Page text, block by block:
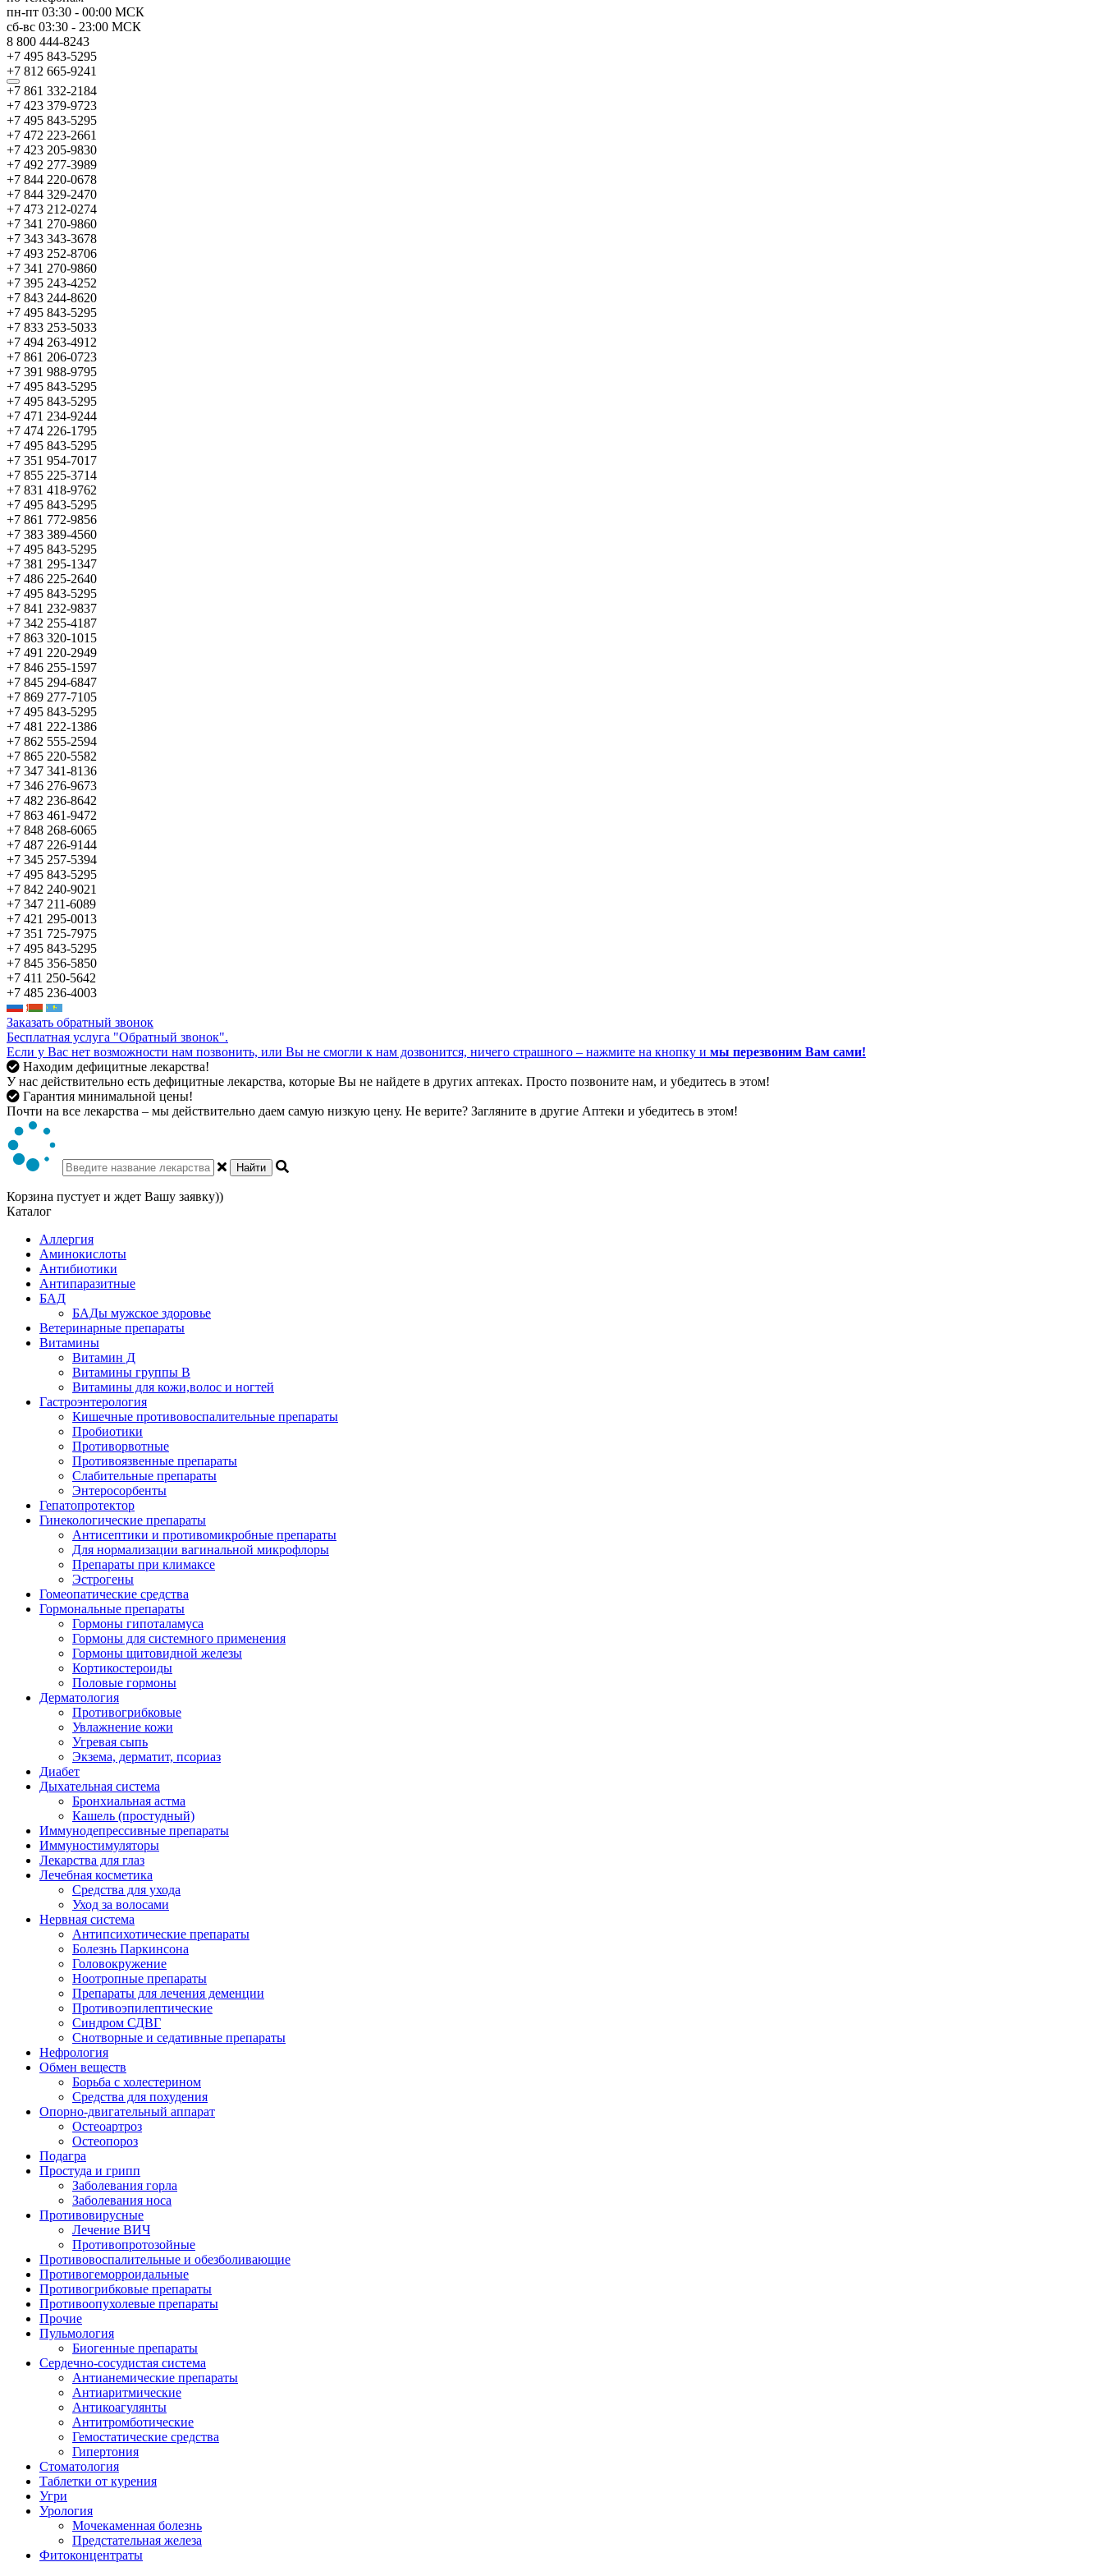
пн-пт 03:30 - 00:00 МСК
сб-вс 03:30 - 23:00 МСК
8 800 444-8243
+7 495 843-5295
+7 812 665-9241
+7 861 332-2184
+7 423 379-9723
+7 495 843-5295
+7 472 223-2661
+7 423 205-9830
+7 492 277-3989
+7 844 220-0678
+7 844 329-2470
+7 473 212-0274
+7 341 270-9860
+7 343 343-3678
+7 493 252-8706
+7 341 270-9860
+7 395 243-4252
+7 843 244-8620
+7 495 843-5295
+7 833 253-5033
+7 494 263-4912
+7 861 206-0723
+7 391 988-9795
+7 495 843-5295
+7 495 843-5295
+7 471 234-9244
+7 474 226-1795
+7 495 843-5295
+7 351 954-7017
+7 855 225-3714
+7 831 418-9762
+7 495 843-5295
+7 861 772-9856
+7 383 389-4560
+7 495 843-5295
+7 381 295-1347
+7 486 225-2640
+7 495 843-5295
+7 841 232-9837
+7 342 255-4187
+7 863 320-1015
+7 491 220-2949
+7 846 255-1597
+7 845 294-6847
+7 869 277-7105
+7 495 843-5295
+7 481 222-1386
+7 862 555-2594
+7 865 220-5582
+7 347 341-8136
+7 346 276-9673
+7 482 236-8642
+7 863 461-9472
+7 848 268-6065
+7 487 226-9144
+7 345 257-5394
+7 495 843-5295
+7 842 240-9021
+7 347 211-6089
+7 421 295-0013
+7 351 725-7975
+7 495 843-5295
+7 845 356-5850
+7 411 250-5642
+7 485 236-4003
Заказать обратный звонок
Бесплатная услуга "Обратный звонок".
Если у Вас нет возможности нам позвонить, или Вы не смогли к нам дозвонится, ничего страшного – нажмите на кнопку и мы перезвоним Вам сами!
Находим дефицитные лекарства!
У нас действительно есть дефицитные лекарства, которые Вы не найдете в других аптеках. Просто позвоните нам, и убедитесь в этом!
Гарантия минимальной цены!
Почти на все лекарства – мы действительно даем самую низкую цену. Не верите? Загляните в другие Аптеки и убедитесь в этом!
Найти
Корзина пустует и ждет Вашу заявку))
Каталог
Аллергия
Аминокислоты
Антибиотики
Антипаразитные
БАД
БАДы мужское здоровье
Ветеринарные препараты
Витамины
Витамин Д
Витамины группы В
Витамины для кожи,волос и ногтей
Гастроэнтерология
Кишечные противовоспалительные препараты
Пробиотики
Противорвотные
Противоязвенные препараты
Слабительные препараты
Энтеросорбенты
Гепатопротектор
Гинекологические препараты
Антисептики и противомикробные препараты
Для нормализации вагинальной микрофлоры
Препараты при климаксе
Эстрогены
Гомеопатические средства
Гормональные препараты
Гормоны гипоталамуса
Гормоны для системного применения
Гормоны щитовидной железы
Кортикостероиды
Половые гормоны
Дерматология
Противогрибковые
Увлажнение кожи
Угревая сыпь
Экзема, дерматит, псориаз
Диабет
Дыхательная система
Бронхиальная астма
Кашель (простудный)
Иммунодепрессивные препараты
Иммуностимуляторы
Лекарства для глаз
Лечебная косметика
Средства для ухода
Уход за волосами
Нервная система
Антипсихотические препараты
Болезнь Паркинсона
Головокружение
Ноотропные препараты
Препараты для лечения деменции
Противоэпилептические
Синдром СДВГ
Снотворные и седативные препараты
Нефрология
Обмен веществ
Борьба с холестерином
Средства для похудения
Опорно-двигательный аппарат
Остеоартроз
Остеопороз
Подагра
Простуда и грипп
Заболевания горла
Заболевания носа
Противовирусные
Лечение ВИЧ
Противопротозойные
Противовоспалительные и обезболивающие
Противогеморроидальные
Противогрибковые препараты
Противоопухолевые препараты
Прочие
Пульмология
Биогенные препараты
Сердечно-сосудистая система
Антианемические препараты
Антиаритмические
Антикоагулянты
Антитромботические
Гемостатические средства
Гипертония
Стоматология
Таблетки от курения
Угри
Урология
Мочекаменная болезнь
Предстательная железа
Фитоконцентраты